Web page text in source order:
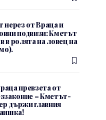
нерез от Враца и
подвизи: Кметът
в ролята на ловец на
превзета от
– Кметът-
държи главния